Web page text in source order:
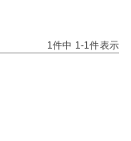
1件中 1-1件表示